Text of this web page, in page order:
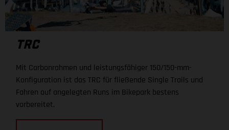
TRC
Mit Carbonrahmen und leistungsfähiger 150/150-mm-
Konfiguration ist das TRC für fließende Single Trails und
Fahren auf angelegten Runs im Bikepark bestens
vorbereitet.